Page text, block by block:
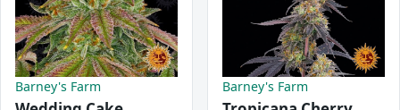
Barney's Farm Barney's Farm